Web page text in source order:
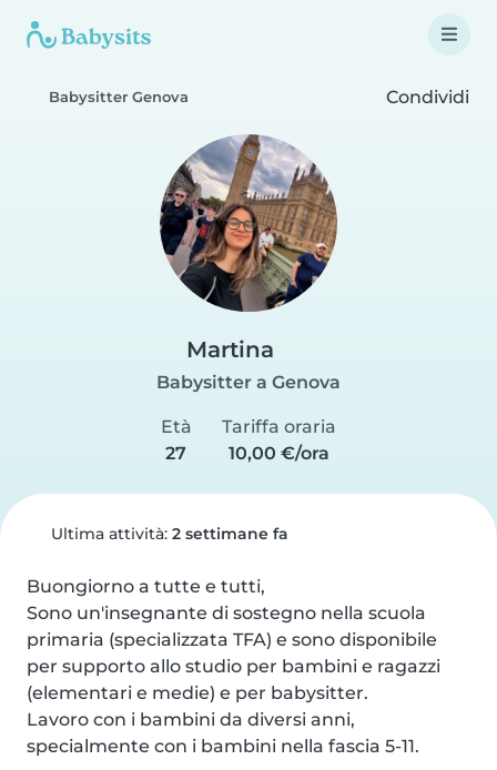
Babysitter Genova Condividi
Martina
Babysitter a Genova
Età
27
Tariffa oraria
10,00 €/ora
Ultima attività: 2 settimane fa
Buongiorno a tutte e tutti,
Sono un'insegnante di sostegno nella scuola
primaria (specializzata TFA) e sono disponibile
per supporto allo studio per bambini e ragazzi
(elementari e medie) e per babysitter.
Lavoro con i bambini da diversi anni,
specialmente con i bambini nella fascia 5-11.